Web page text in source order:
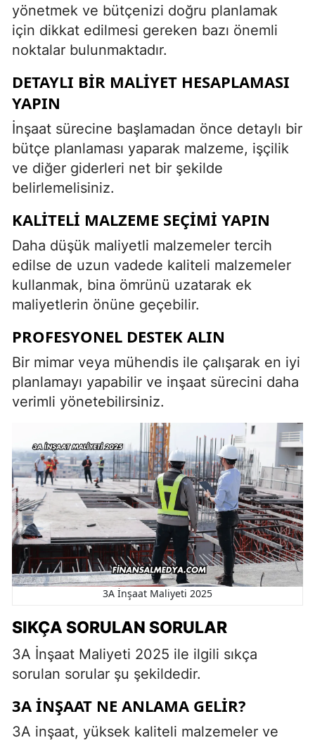
yönetmek ve bütçenizi doğru planlamak
için dikkat edilmesi gereken bazı önemli
noktalar bulunmaktadır.
DETAYLI BIR MALIYET HESAPLAMASI
YAPIN
İnşaat sürecine başlamadan önce detaylı bir
bütçe planlaması yaparak malzeme, işçilik
ve diğer giderleri net bir şekilde
belirlemelisiniz.
KALITELI MALZEME SEÇIMI YAPIN
Daha düşük maliyetli malzemeler tercih
edilse de uzun vadede kaliteli malzemeler
kullanmak, bina ömrünü uzatarak ek
maliyetlerin önüne geçebilir.
PROFESYONEL DESTEK ALIN
Bir mimar veya mühendis ile çalışarak en iyi
planlamayı yapabilir ve inşaat sürecini daha
verimli yönetebilirsiniz.
3A İnşaat Maliyeti 2025
SIKÇA SORULAN SORULAR
3A İnşaat Maliyeti 2025 ile ilgili sıkça
sorulan sorular şu şekildedir.
3A INŞAAT NE ANLAMA GELIR?
3A inşaat, yüksek kaliteli malzemeler ve